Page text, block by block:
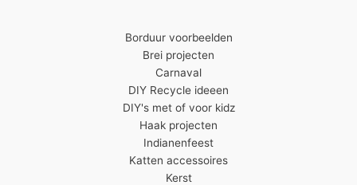
Borduur voorbeelden
Brei projecten
Carnaval
DIY Recycle ideeen
DIY's met of voor kidz
Haak projecten
Indianenfeest
Katten accessoires
Kerst